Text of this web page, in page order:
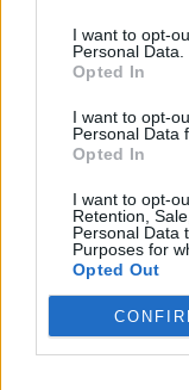
I want to opt-
Personal Data.
Opted In
I want to opt-
Personal Data
Opted In
I want to opt-
Retention,
Personal Data
Purposes for
Opted Out
Sécurité
Fatigue au
bloqué sur
sortie de